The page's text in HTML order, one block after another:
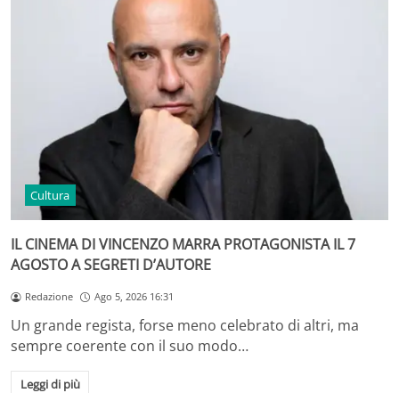
Cultura
IL CINEMA DI VINCENZO MARRA PROTAGONISTA IL 7
AGOSTO A SEGRETI D’AUTORE
Redazione Ago 5, 2026 16:31
Un grande regista, forse meno celebrato di altri, ma
sempre coerente con il suo modo…
Leggi di più